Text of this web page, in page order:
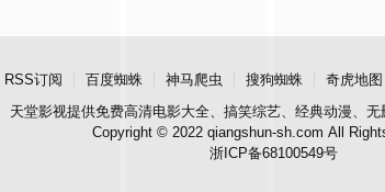
RSS订阅 百度蜘蛛 神马爬虫 搜狗蜘蛛 奇虎地图
天堂影视提供免费高清电影大全、搞笑综艺、经典动漫、
Copyright © 2022 qiangshun-sh.com All
浙ICP备68100549号